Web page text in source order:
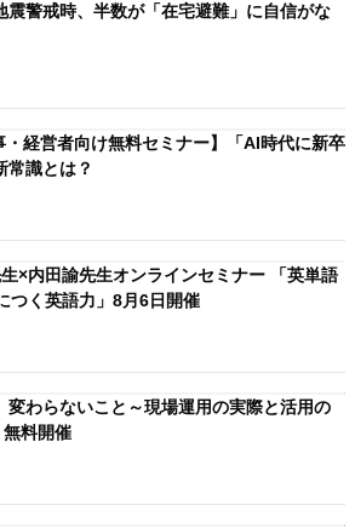
震警戒時、半数が「在宅避難」に自信がな
・経営者向け無料セミナー】「AI時代に新卒
常識とは？
田諭先生オンラインセミナー 「英単語
つく英語力」8月6日開催
変わらないこと～現場運用の実際と活用の
料開催